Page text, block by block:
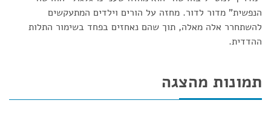
הנפשית" מדור לדור. מחזה על הורים וילדים המתעקשים
להשתחרר אלה מאלה, תוך שהם נאחזים בפחד בשימור התלות
ההדדית.
תמונות מהצגה